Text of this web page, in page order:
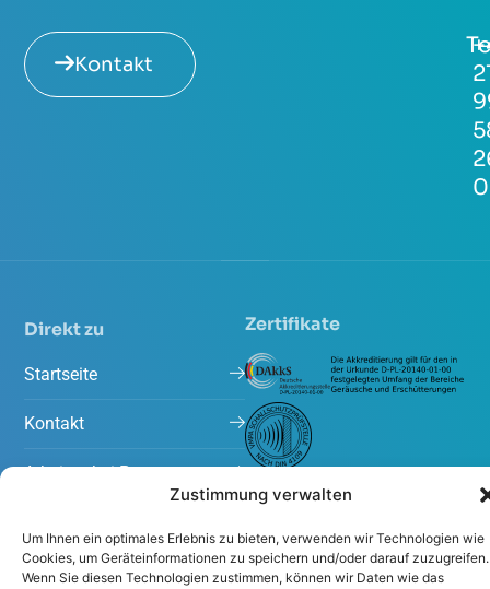
Zustimmung verwalten
Um Ihnen ein optimales Erlebnis zu bieten, verwenden wir Technologien wie
Cookies, um Geräteinformationen zu speichern und/oder darauf zuzugreifen.
Wenn Sie diesen Technologien zustimmen, können wir Daten wie das
Kontakt
0
Direkt zu
Startseite
Kontakt
Arbeiten bei Peutz
Aktuelles
Zertifikate